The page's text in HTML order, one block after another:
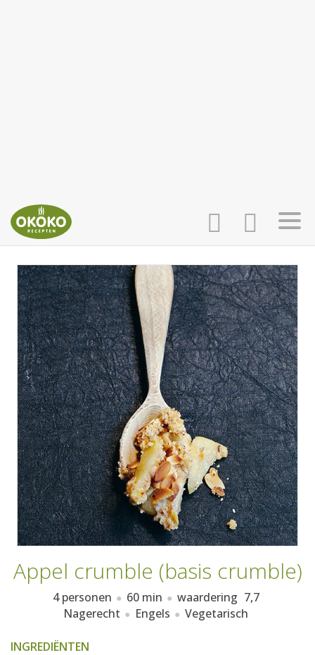
INLOGGEN
AANMELDEN
HOME
RECEPTEN
WEEKMENU'S
KOOKBOEKEN
Appel crumble (basis crumble)
4 personen 60 min waardering 7,7
Nagerecht
Engels Vegetarisch
INGREDIËNTEN